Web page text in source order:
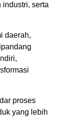
serta
daerah,
proses
yang lebih